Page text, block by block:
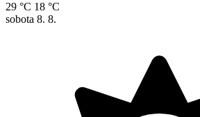
29 °C 18 °C
sobota 8. 8.